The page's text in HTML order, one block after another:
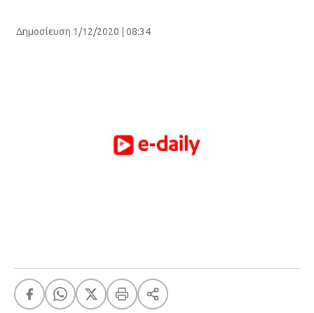
Life
OMG LOL
A-List LGBTQI+
Δημοσίευση 1/12/2020 | 08:34